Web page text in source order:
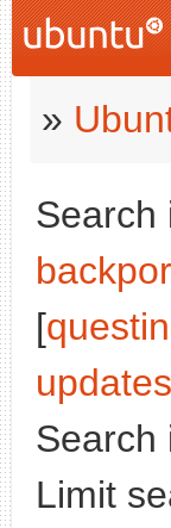
»
Search
[
updates
Search
Limit